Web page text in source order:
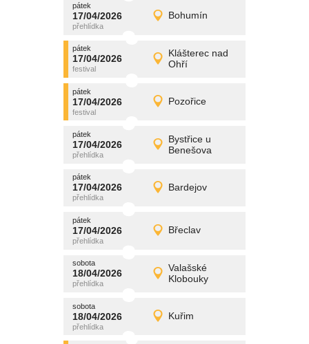
pátek
17/04/2026 Bohumín
pátek
17/04/2026 Detail
promítání
pátek
17/04/2026
Klášterec nad
Ohří
pátek
17/04/2026 Detail
promítání
pátek
17/04/2026 Pozořice
pátek
17/04/2026 Detail
promítání
pátek
17/04/2026
Bystřice u
Benešova
pátek
17/04/2026 Detail
promítání
pátek
17/04/2026 Bardejov
pátek
17/04/2026 Detail
promítání
pátek
17/04/2026 Břeclav
pátek
17/04/2026 Detail
promítání
sobota
18/04/2026
Valašské
Klobouky
sobota
18/04/2026 Detail
promítání
sobota
18/04/2026 Kuřim
sobota
18/04/2026 Detail
promítání